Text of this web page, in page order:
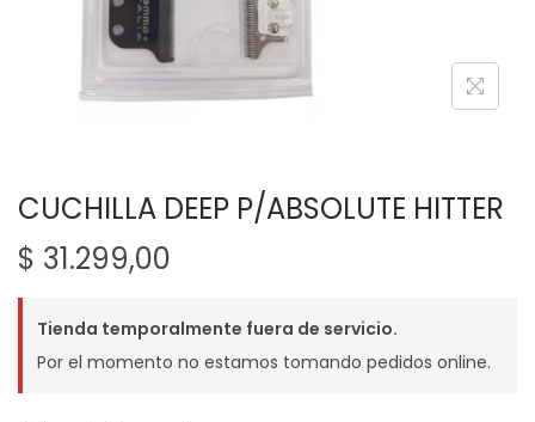
g
a
c
n
i
d
CUCHILLA DEEP P/ABSOLUTE HITTER
$ 31.299,00
Tienda temporalmente fuera de servicio.
Por el momento no estamos tomando pedidos online.